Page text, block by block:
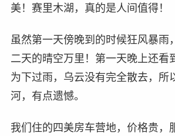
美！赛里木湖，真的是人间值得！
虽然第一天傍晚到的时候狂风暴雨
二天的晴空万里！第一天晚上还看
为下过雨，乌云没有完全散去，所
河，有点遗憾。
我们住的四美房车营地，价格贵，